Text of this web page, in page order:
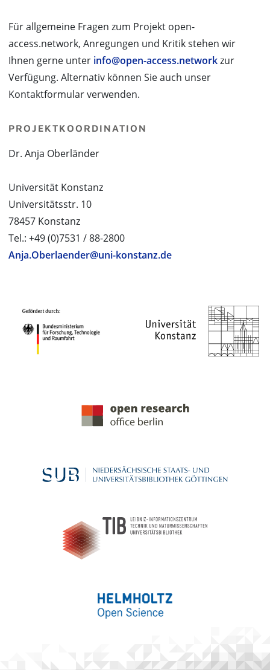
Für allgemeine Fragen zum Projekt open-
access.network, Anregungen und Kritik stehen wir
Ihnen gerne unter info@open-access.networkzur
Verfügung. Alternativ können Sie auch unser
Kontaktformular verwenden.
PROJEKTKOORDINATION
Dr. Anja Oberländer
Universität Konstanz
Universitätsstr. 10
78457 Konstanz
Tel.: +49 (0)7531 / 88-2800
Anja.Oberlaender@uni-konstanz.de